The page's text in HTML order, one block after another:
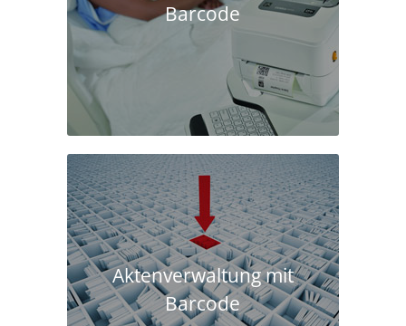
Barcode
Aktenverwaltung mit
Barcode